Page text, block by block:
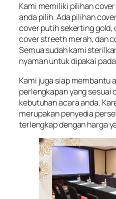
Kami memiliki pilihan
anda pilih. Ada pilihan
cover putih sekerting
cover streeth merah, dan
Semua sudah kami
nyaman untuk dipakai
Kami juga siap membantu
perlengkapan yang sesuai
kebutuhan acara anda.
merupakan penyedia
terlengkap dengan harga